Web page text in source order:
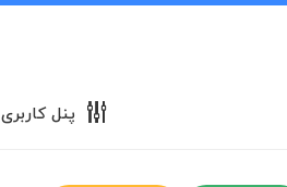
پنل کاربری